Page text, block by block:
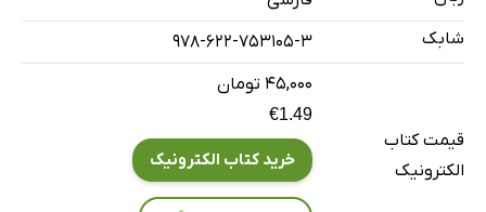
فصل سوم: گمشده‌ای که درون خودمان است
بیرون دنبالش نگرد
استفاده از امکانات موجود برای رسیدن به آرامش
تفاوت آنچه هست و آنچه باید باشد
فصل چهارم: انعطاف‌پذیر باشیم
یک خواهش
شابک
978-622-753105-3
قیمت کتاب
الکترونیک
۴۵,۰۰۰ تومان
€1.49
خرید کتاب الکترونیک